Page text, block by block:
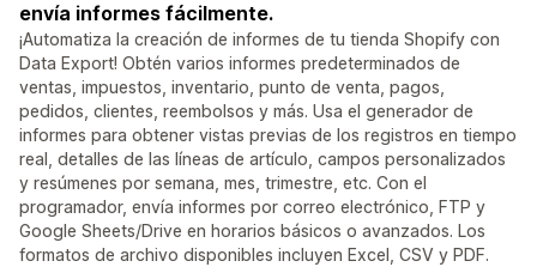
envía informes fácilmente.
¡Automatiza la creación de informes de tu tienda Shopify con
Data Export! Obtén varios informes predeterminados de
ventas, impuestos, inventario, punto de venta, pagos,
pedidos, clientes, reembolsos y más. Usa el generador de
informes para obtener vistas previas de los registros en tiempo
real, detalles de las líneas de artículo, campos personalizados
y resúmenes por semana, mes, trimestre, etc. Con el
programador, envía informes por correo electrónico, FTP y
Google Sheets/Drive en horarios básicos o avanzados. Los
formatos de archivo disponibles incluyen Excel, CSV y PDF.